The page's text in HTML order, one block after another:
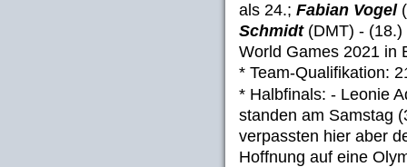
als 24.; Fabian Vogel
Schmidt(DMT) - (18.)
World Games 2021 in
* Team-Qualifikation:
* Halbfinals: - Leonie
standen am Samstag
verpassten hier aber
Hoffnung auf eine